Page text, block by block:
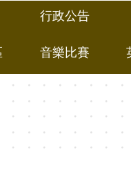
行政公告
音樂比賽